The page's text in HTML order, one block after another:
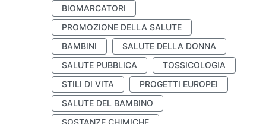
BIOMARCATORI
PROMOZIONE DELLA SALUTE
BAMBINI
SALUTE DELLA DONNA
SALUTE PUBBLICA
TOSSICOLOGIA
STILI DI VITA
PROGETTI EUROPEI
SALUTE DEL BAMBINO
SOSTANZE CHIMICHE